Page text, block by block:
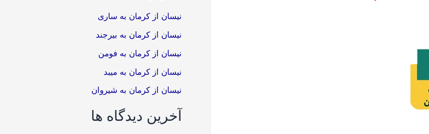
نیسان از کرمان به ساری
نیسان از کرمان به بیرجند
نیسان از کرمان به فومن
نیسان از کرمان به میبد
نیسان از کرمان به شیروان
آخرین دیدگاه ها